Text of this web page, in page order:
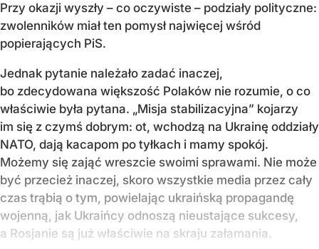
Przy okazji wyszły – co oczywiste – podziały polityczne:
zwolenników miał ten pomysł najwięcej wśród
popierających PiS.
Jednak pytanie należało zadać inaczej,
bo zdecydowana większość Polaków nie rozumie, o co
właściwie była pytana. „Misja stabilizacyjna” kojarzy
im się z czymś dobrym: ot, wchodzą na Ukrainę oddziały
NATO, dają kacapom po tyłkach i mamy spokój.
Możemy się zająć wreszcie swoimi sprawami. Nie może
być przecież inaczej, skoro wszystkie media przez cały
czas trąbią o tym, powielając ukraińską propagandę
wojenną, jak Ukraińcy odnoszą nieustające sukcesy,
a Rosjanie są już właściwie na skraju załamania.